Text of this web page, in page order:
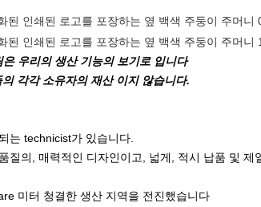
우리의 생산 기능의 보기로 입니다
각각 소유자의 재산 이지 않습니다.
는 technicist가 있습니다.
질의, 매력적인 디자인이고, 넓게, 적시 납품 및 제
미터 청결한 생산 지역을 전진했습니다